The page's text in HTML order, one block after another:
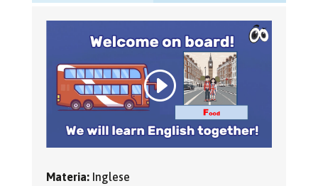
Materia:Inglese